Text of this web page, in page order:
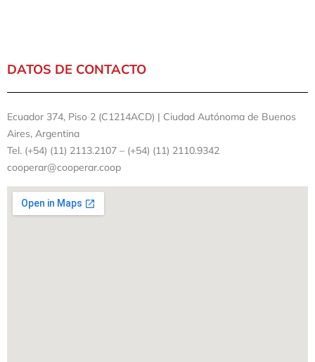
DATOS DE CONTACTO
Ecuador 374, Piso 2 (C1214ACD) | Ciudad Autónoma de Buenos
Aires, Argentina
Tel. (+54) (11) 2113.2107 – (+54) (11) 2110.9342
cooperar@cooperar.coop